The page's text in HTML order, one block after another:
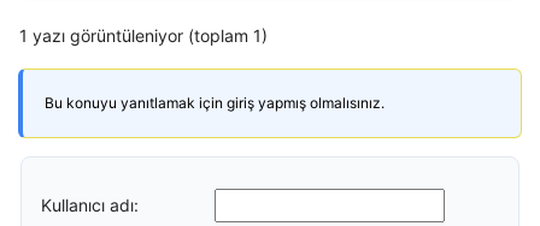
1 yazı görüntüleniyor (toplam 1)
Bu konuyu yanıtlamak için giriş yapmış olmalısınız.
Kullanıcı adı: